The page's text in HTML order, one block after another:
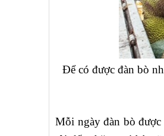
Để có được đàn bò
Mỗi ngày đàn bò